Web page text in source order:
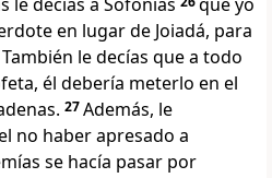
en lugar de Joiadá, para
le decías que a todo
él debería meterlo en el
27Además, le
no haber apresado a
se hacía pasar por